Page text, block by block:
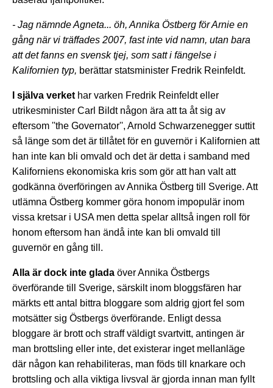
- Jag nämnde Agneta... öh, Annika Östberg för Arnie en
gång när vi träffades 2007, fast inte vid namn, utan bara
att det fanns en svensk tjej, som satt i fängelse i
Kalifornien typ, berättar statsminister Fredrik Reinfeldt.
I själva verket har varken Fredrik Reinfeldt eller
utrikesminister Carl Bildt någon ära att ta åt sig av
eftersom ''the Governator'', Arnold Schwarzenegger suttit
så länge som det är tillåtet för en guvernör i Kalifornien att
han inte kan bli omvald och det är detta i samband med
Kaliforniens ekonomiska kris som gör att han valt att
godkänna överföringen av Annika Östberg till Sverige. Att
utlämna Östberg kommer göra honom impopulär inom
vissa kretsar i USA men detta spelar alltså ingen roll för
honom eftersom han ändå inte kan bli omvald till
guvernör en gång till.
Alla är dock inte glada över Annika Östbergs
överförande till Sverige, särskilt inom bloggsfären har
märkts ett antal bittra bloggare som aldrig gjort fel som
motsätter sig Östbergs överförande. Enligt dessa
bloggare är brott och straff väldigt svartvitt, antingen är
man brottsling eller inte, det existerar inget mellanläge
där någon kan rehabiliteras, man föds till knarkare och
brottsling och alla viktiga livsval är gjorda innan man fyllt